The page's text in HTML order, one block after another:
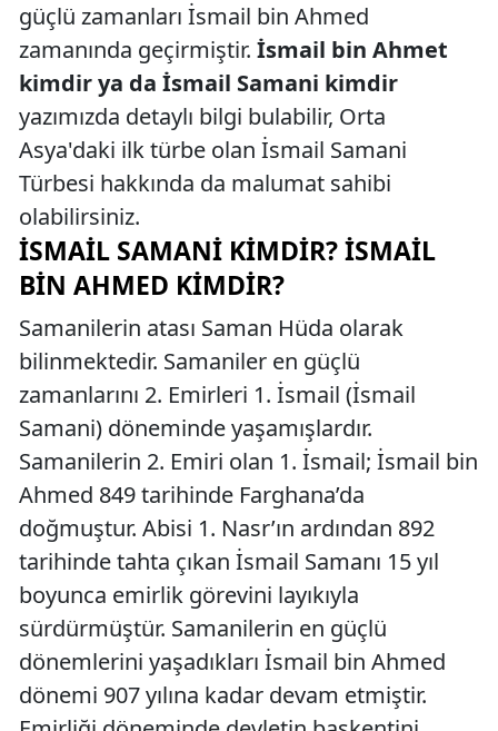
güçlü zamanları İsmail bin Ahmed
zamanında geçirmiştir. İsmail bin Ahmet
kimdir ya da İsmail Samani kimdir
yazımızda detaylı bilgi bulabilir, Orta
Asya'daki ilk türbe olan İsmail Samani
Türbesi hakkında da malumat sahibi
olabilirsiniz.
İSMAIL SAMANI KIMDIR? İSMAIL
BIN AHMED KIMDIR?
Samanilerin atası Saman Hüda olarak
bilinmektedir. Samaniler en güçlü
zamanlarını 2. Emirleri 1. İsmail (İsmail
Samani) döneminde yaşamışlardır.
Samanilerin 2. Emiri olan 1. İsmail; İsmail bin
Ahmed 849 tarihinde Farghana’da
doğmuştur. Abisi 1. Nasr’ın ardından 892
tarihinde tahta çıkan İsmail Samanı 15 yıl
boyunca emirlik görevini layıkıyla
sürdürmüştür. Samanilerin en güçlü
dönemlerini yaşadıkları İsmail bin Ahmed
dönemi 907 yılına kadar devam etmiştir.